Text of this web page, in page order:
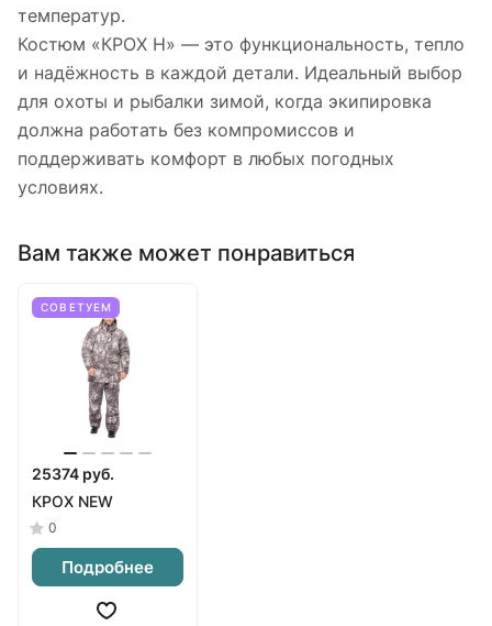
температур.
Костюм «КРОХ Н» — это функциональность, тепло
и надёжность в каждой детали. Идеальный выбор
для охоты и рыбалки зимой, когда экипировка
должна работать без компромиссов и
поддерживать комфорт в любых погодных
условиях.
Вам также может понравиться
СОВЕТУЕМ
25374 руб.
КРОХ NEW
0
Подробнее